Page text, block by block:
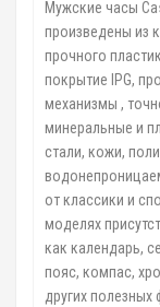
Мужские часы
произведены из
прочного
покрытие IPG,
механизмы ,
минеральные и
стали, кожи,
от классики и
моделях
как календарь,
пояс, компас,
других